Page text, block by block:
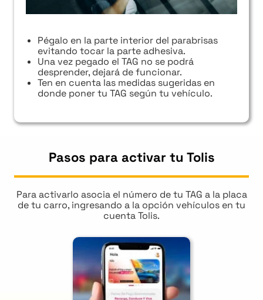
Pégalo en la parte interior del parabrisas
evitando tocar la parte adhesiva.
Una vez pegado el TAG no se podrá
desprender, dejará de funcionar.
Ten en cuenta las medidas sugeridas en
donde poner tu TAG según tu vehículo.
Pasos para activar tu Tolis
Para activarlo asocia el número de tu TAG a la placa
de tu carro, ingresando a la opción vehículos en tu
cuenta Tolis.